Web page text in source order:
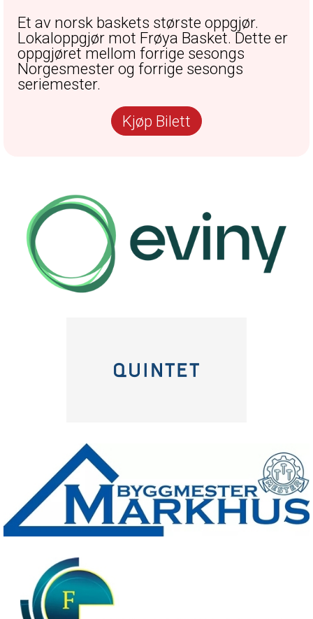
Et av norsk baskets største oppgjør.
Lokaloppgjør mot Frøya Basket. Dette er
oppgjøret mellom forrige sesongs
Norgesmester og forrige sesongs
seriemester.
Kjøp Bilett